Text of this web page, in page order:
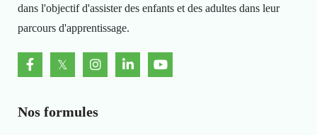
dans l'objectif d'assister des enfants et des adultes dans leur
parcours d'apprentissage.
Nos formules